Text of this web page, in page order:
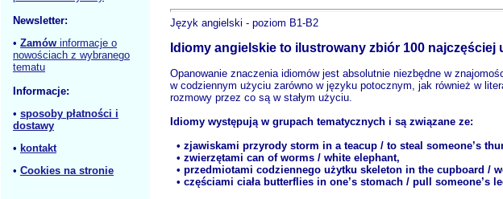
Newsletter:
• Zamów informacje o
nowościach z wybranego
tematu
Informacje:
• sposoby płatności i
dostawy
• kontakt
• Cookies na stronie
Język angielski - poziom B1-B2
Idiomy angielskie to ilustrowany zbiór 100
Opanowanie znaczenia idiomów jest absolutnie niezbędne w
w codziennym użyciu zarówno w języku potocznym, jak również w
rozmowy przez co są w stałym użyciu.
Idiomy występują w grupach tematycznych i są związane ze:
• zjawiskami przyrody storm in a teacup / to steal someone’s
• zwierzętami can of worms / white elephant,
• przedmiotami codziennego użytku skeleton in the cupboard /
• częściami ciała butterflies in one’s stomach / pull someone’s